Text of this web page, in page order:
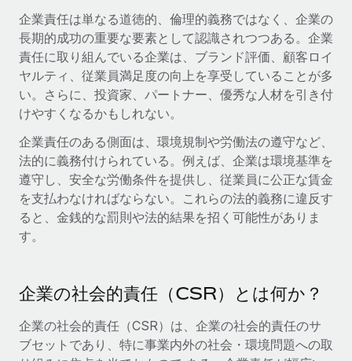
インフラ
Remote統合
人事機能をワークフローにシームレスに統合する
プラットフォーム
接続 新しい
当社のMCPを使用して、あらゆるAIツールをRemoteに接続
統合
サービス
専門家に相談
グローバル人事・コンプライアンスの専門サポート
成長中の企業向けのアジャイルなグローバルHR・給与処理ソ
リューション
ミッドマーケット
カスタマイズされた人事ソリューションでチームを拡大する
企業
パートナーに登録
戦略的テクノロジーパートナー
統合とAI自動化に関するコンサルティング
REMOTEで学習
リサーチおよびガイド
活用事例
HR用語集
チェックリストおよびテンプレート
職務内容ライブラリ
ウェビナー
イベント
情報センター
Deutsch
Español
Italiano
Português (Portugal)
日本語
한국어
企業責任は単なる道徳的、倫理的義務ではなく、企業の
長期的成功の重要な要素として認識されつつある。企業
責任に取り組んでいる企業は、ブランド評価、顧客ロイ
ヤルティ、従業員満足度の向上を享受していることが多
い。さらに、投資家、パートナー、優秀な人材を引き付
けやすくなるかもしれない。
企業責任のある側面は、環境規制や労働法の遵守など、
法的に義務付けられている。例えば、企業は環境基準を
遵守し、安全な労働条件を提供し、従業員に公正な賃金
を支払わなければならない。これらの法的義務に違反す
ると、金銭的な罰則や法的結果を招く可能性がありま
す。
企業の社会的責任（CSR）とは何か？
企業の社会的責任（CSR）は、企業の社会的責任のサ
ブセットであり、特に事業内外の社会・環境問題への取